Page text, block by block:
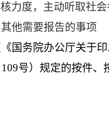
力度，主动听取社
其他需要报告的事项
国务院办公厅关于
号）规定的按件、